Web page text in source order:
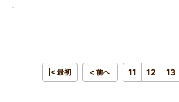
|< 最初 < 前へ 11 12 13